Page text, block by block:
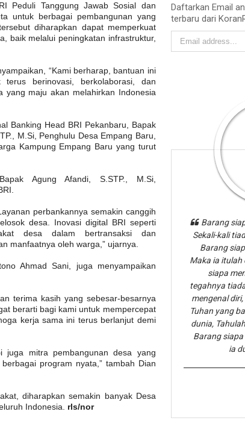
Peduli Tanggung Jawab Sosial dan
untuk berbagai pembangunan yang
diharapkan dapat memperkuat
baik melalui peningkatan infrastruktur,
“Kami berharap, bantuan ini
berinovasi, berkolaborasi, dan
yang maju akan melahirkan Indonesia
Banking Head BRI Pekanbaru, Bapak
M.Si, Penghulu Desa Empang Baru,
Kampung Empang Baru yang turut
Agung Afandi, S.STP., M.Si,
perbankannya semakin canggih
desa. Inovasi digital BRI seperti
desa dalam bertransaksi dan
manfaatnya oleh warga,” ujarnya.
Ahmad Sani, juga menyampaikan
terima kasih yang sebesar-besarnya
berarti bagi kami untuk mempercepat
kerja sama ini terus berlanjut demi
juga mitra pembangunan desa yang
program nyata,” tambah Dian
diharapkan semakin banyak Desa
Indonesia. rls/nor
Daftarkan Email
terbaru dari
Barang
Sekali-kali
Barang
Maka ia itulah
siapa
tegahnya
mengenal
Tuhan yang
dunia,
Barang
ia